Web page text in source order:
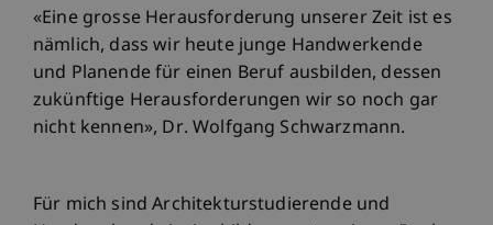
«Eine grosse Herausforderung unserer Zeit ist es
nämlich, dass wir heute junge Handwerkende
und Planende für einen Beruf ausbilden, dessen
zukünftige Herausforderungen wir so noch gar
nicht kennen», Dr. Wolfgang Schwarzmann.
Für mich sind Architekturstudierende und